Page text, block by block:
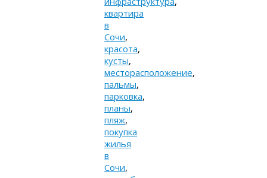
квартира
в
Сочи,
красота,
кусты,
месторасположение,
пальмы,
парковка,
планы,
пляж,
покупка
жилья
в
Сочи,